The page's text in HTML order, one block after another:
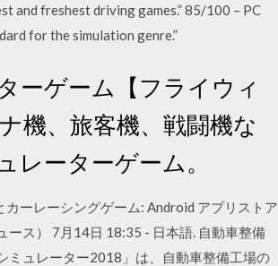
and freshest driving games.” 85/100 – PC
for the simulation genre.”
ーゲーム【フライウィ
機、旅客機、戦闘機な
ーターゲーム。
ーレーシングゲーム: Android アプリストア
ース） 7月14日 18:35 - 日本語. 自動車整備
ミュレーター2018」は、自動車整備工場の